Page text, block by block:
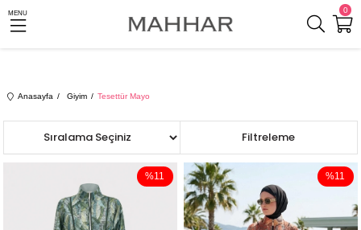
0
MENU
Anasayfa Giyim Tesettür Mayo
Filtreleme
Sıralama
%11 %11